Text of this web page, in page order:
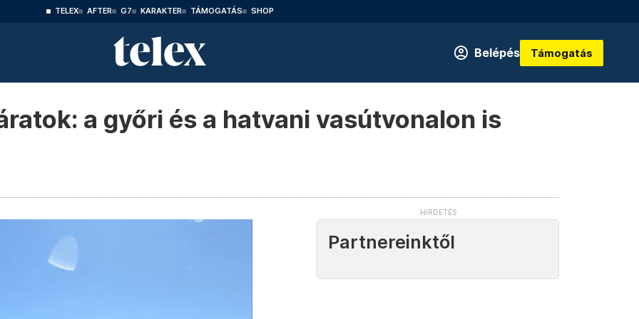
TELEX AFTER G7 KARAKTER TÁMOGATÁS SHOP
Belépés Támogatás
a győri és a hatvani vasútvonalon is
Partnereinktől